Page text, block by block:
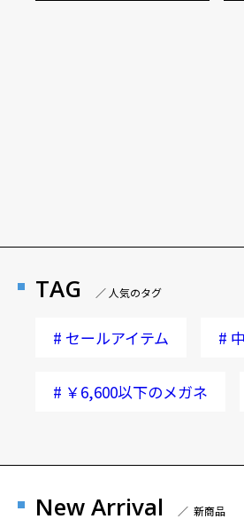
TAG ／ 人気のタグ
# セールアイテム #
# ￥6,600以下のメガネ
New Arrival ／ 新商品